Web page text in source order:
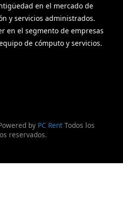
en el mercado de
y servicios administrados.
en el segmento de empresas
de cómputo y servicios.
by PC Rent Todos los
reservados.